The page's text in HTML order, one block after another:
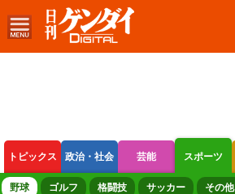
トピックス 政治・社会 芸能 スポーツ
ボートレース 競輪 オートレース
野球 ゴルフ 格闘技 サッカー その他